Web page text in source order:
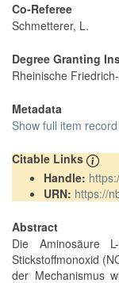
Co-Referee
Schmetterer, L.
Degree Granting
Rheinische
Metadata
Show full item record
Citable Links
Handle:
URN: https://
Abstract
Die Aminosäure
Stickstoffmonoxid
der Mechanismus